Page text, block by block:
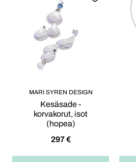
MARI SYREN DESIGN
Kesäsade -
korvakorut, isot
(hopea)
297€